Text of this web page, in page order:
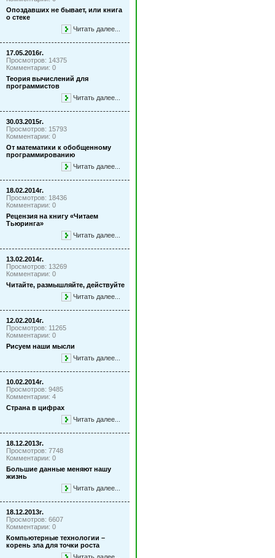
Опоздавших не бывает, или книга
о стеке
Читать далее...
17.05.2016г.
Просмотров: 14375
Комментарии: 0
Теория вычислений для
программистов
Читать далее...
30.03.2015г.
Просмотров: 15793
Комментарии: 0
От математики к обобщенному
программированию
Читать далее...
18.02.2014г.
Просмотров: 18436
Комментарии: 0
Рецензия на книгу «Читаем
Тьюринга»
Читать далее...
13.02.2014г.
Просмотров: 13269
Комментарии: 0
Читайте, размышляйте, действуйте
Читать далее...
12.02.2014г.
Просмотров: 11265
Комментарии: 0
Рисуем наши мысли
Читать далее...
10.02.2014г.
Просмотров: 9485
Комментарии: 4
Страна в цифрах
Читать далее...
18.12.2013г.
Просмотров: 7748
Комментарии: 0
Большие данные меняют нашу
жизнь
Читать далее...
18.12.2013г.
Просмотров: 6607
Комментарии: 0
Компьютерные технологии –
корень зла для точки роста